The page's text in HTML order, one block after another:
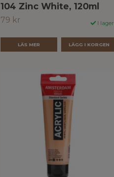
104 Zinc White, 120ml
79 kr I lager.
LÄS MER